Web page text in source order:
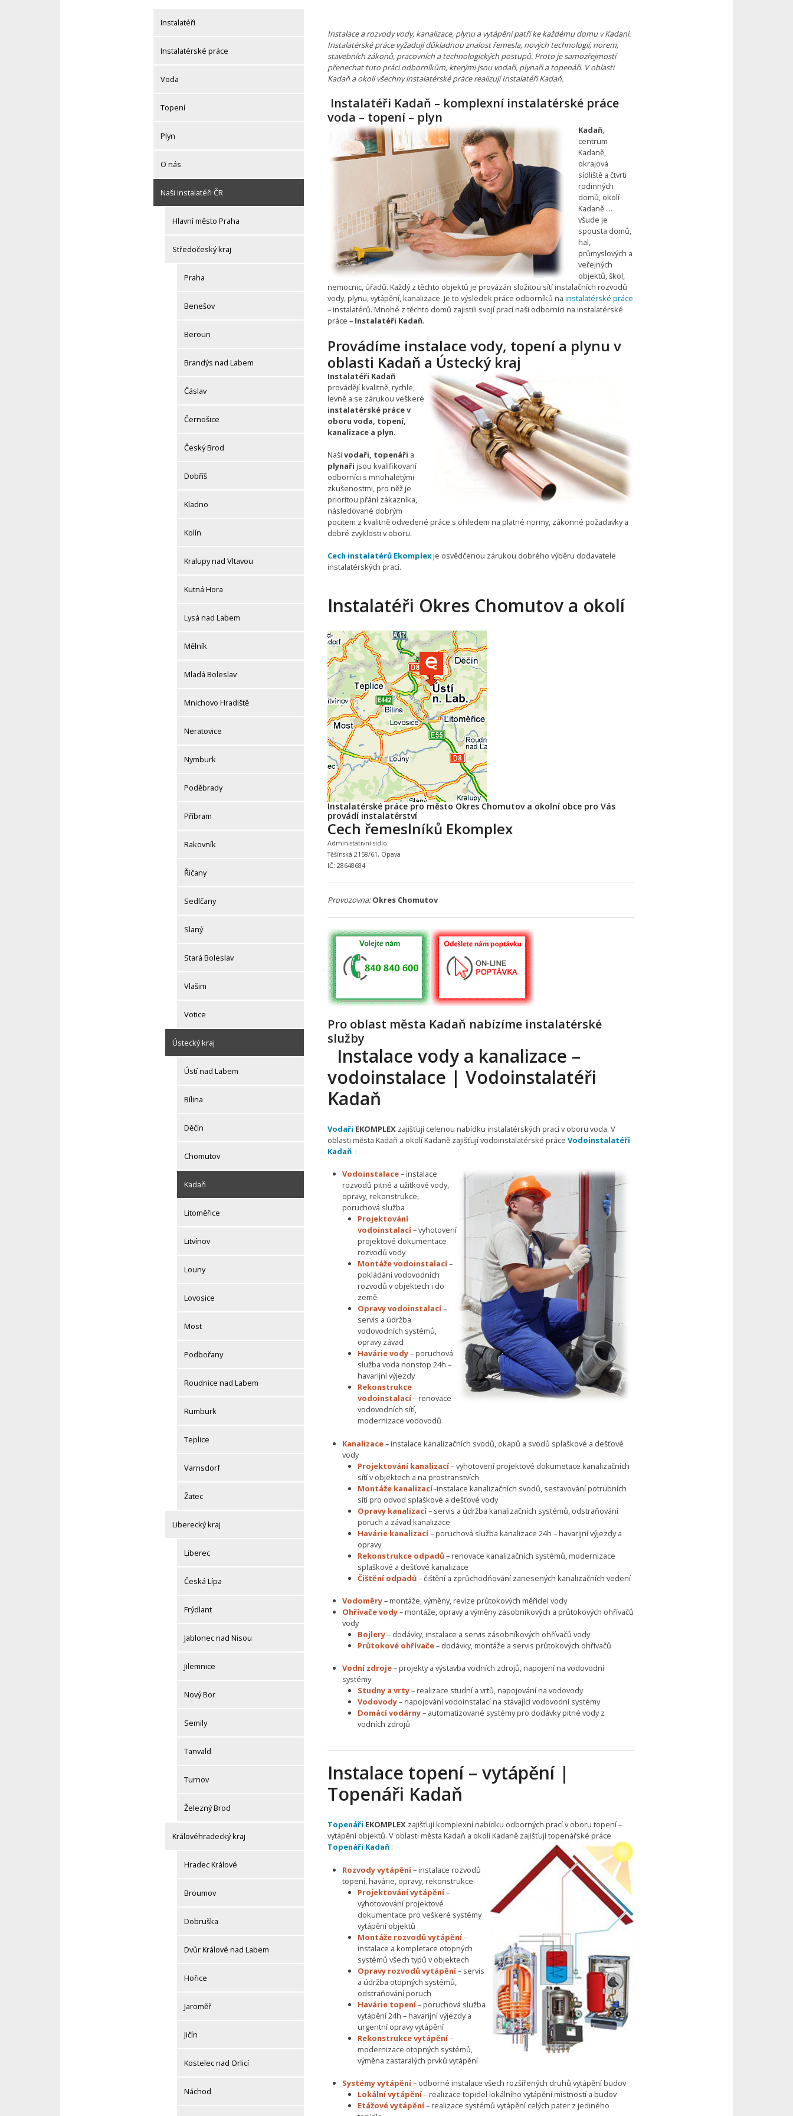
Instalatéři
Instalatérské práce
Voda
Topení
Plyn
O nás
Naši instalatéři ČR
Hlavní město Praha
Středočeský kraj
Praha
Benešov
Beroun
Brandýs nad Labem
Čáslav
Černošice
Český Brod
Dobříš
Kladno
Kolín
Kralupy nad Vltavou
Kutná Hora
Lysá nad Labem
Mělník
Mladá Boleslav
Mnichovo Hradiště
Neratovice
Nymburk
Poděbrady
Příbram
Rakovník
Říčany
Sedlčany
Slaný
Stará Boleslav
Vlašim
Votice
Ústecký kraj
Ústí nad Labem
Bílina
Děčín
Chomutov
Kadaň
Litoměřice
Litvínov
Louny
Lovosice
Most
Podbořany
Roudnice nad Labem
Rumburk
Teplice
Varnsdorf
Žatec
Liberecký kraj
Liberec
Česká Lípa
Frýdlant
Jablonec nad Nisou
Jilemnice
Nový Bor
Semily
Tanvald
Turnov
Železný Brod
Královéhradecký kraj
Hradec Králové
Broumov
Dobruška
Dvůr Králové nad Labem
Hořice
Jaroměř
Jičín
Kostelec nad Orlicí
Náchod
Instalace a rozvody vody, kanalizace, plynu a vytápění patří ke každému domu v Kadani.
Instalatérské práce vyžadují důkladnou znalost řemesla, nových technologií, norem,
stavebních zákonů, pracovních a technologických postupů. Proto je samozřejmostí
přenechat tuto práci odborníkům, kterými jsou vodaři, plynaři a topenáři. V oblasti
Kadaň a okolí všechny instalatérské práce realizují Instalatéři Kadaň.
Instalatéři Kadaň – komplexní instalatérské práce
voda – topení – plyn
Kadaň,
centrum
Kadaně,
okrajová
sídliště a čtvrti
rodinných
domů, okolí
Kadaně …
všude je
spousta domů,
hal,
průmyslových a
veřejných
objektů, škol,
nemocnic, úřadů. Každý z těchto objektů je provázán složitou sítí instalačních rozvodů
vody, plynu, vytápění, kanalizace. Je to výsledek práce odborníků na instalatérské práce
– instalatérů. Mnohé z těchto domů zajistili svojí prací naši odborníci na instalatérské
práce – Instalatéři Kadaň.
Provádíme instalace vody, topení a plynu v
oblasti Kadaň a Ústecký kraj
Instalatéři Kadaň
provádějí kvalitně, rychle,
levně a se zárukou veškeré
instalatérské práce v
oboru voda, topení,
kanalizace a plyn.
Naši vodaři, topenáři a
plynaři jsou kvalifikovaní
odborníci s mnohaletými
zkušenostmi, pro něž je
prioritou přání zákazníka,
následované dobrým
pocitem z kvalitně odvedené práce s ohledem na platné normy, zákonné požadavky a
dobré zvyklosti v oboru.
Cech instalatérů Ekomplexje osvědčenou zárukou dobrého výběru dodavatele
instalatérských prací.
Instalatéři Okres Chomutov a okolí
Instalatérské práce pro město Okres Chomutov a okolní obce pro Vás
provádí instalatérství
Cech řemeslníků Ekomplex
Administativní sídlo:
Těšínská 2158/61, Opava
IČ: 28648684
Provozovna: Okres Chomutov
Pro oblast města Kadaň nabízíme instalatérské
služby
Instalace vody a kanalizace –
vodoinstalace | Vodoinstalatéři
Kadaň
Vodaři EKOMPLEXzajišťují celenou nabídku instalatérských prací v oboru voda. V
oblasti města Kadaň a okolí Kadaně zajišťují vodoinstalatérské práce Vodoinstalatéři
Kadaň:
Vodoinstalace– instalace
rozvodů pitné a užitkové vody,
opravy, rekonstrukce,
poruchová služba
Projektování
vodoinstalací– vyhotovení
projektové dokumentace
rozvodů vody
Montáže vodoinstalací–
pokládání vodovodních
rozvodů v objektech i do
země
Opravy vodoinstalací–
servis a údržba
vodovodních systémů,
opravy závad
Havárie vody– poruchová
služba voda nonstop 24h –
havarijní výjezdy
Rekonstrukce
vodoinstalací– renovace
vodovodních sítí,
modernizace vodovodů
Kanalizace– instalace kanalizačních svodů, okapů a svodů splaškové a dešťové
vody
Projektování kanalizací– vyhotovení projektové dokumetace kanalizačních
sítí v objektech a na prostranstvích
Montáže kanalizací-instalace kanalizačních svodů, sestavování potrubních
sítí pro odvod splaškové a dešťové vody
Opravy kanalizací– servis a údržba kanalizačních systémů, odstraňování
poruch a závad kanalizace
Havárie kanalizací– poruchová služba kanalizace 24h – havarijní výjezdy a
opravy
Rekonstrukce odpadů– renovace kanalizačních systémů, modernizace
splaškové a dešťové kanalizace
Čištění odpadů– čištění a zprůchodňování zanesených kanalizačních vedení
Vodoměry– montáže, výměny, revize průtokových měřidel vody
Ohřívače vody– montáže, opravy a výměny zásobníkových a průtokových ohřívačů
vody
Bojlery– dodávky, instalace a servis zásobníkových ohřívačů vody
Průtokové ohřívače– dodávky, montáže a servis průtokových ohřívačů
Vodní zdroje– projekty a výstavba vodních zdrojů, napojení na vodovodní
systémy
Studny a vrty– realizace studní a vrtů, napojování na vodovody
Vodovody– napojování vodoinstalací na stávající vodovodní systémy
Domácí vodárny– automatizované systémy pro dodávky pitné vody z
vodních zdrojů
Instalace topení – vytápění |
Topenáři Kadaň
Topenáři EKOMPLEX zajišťují komplexní nabídku odborných prací v oboru topení –
vytápění objektů. V oblasti města Kadaň a okolí Kadaně zajišťují topenářské práce
Topenáři Kadaň:
Rozvody vytápění– instalace rozvodů
topení, havárie, opravy, rekonstrukce
Projektování vytápění–
vyhotovování projektové
dokumentace pro veškeré systémy
vytápění objektů
Montáže rozvodů vytápění–
instalace a kompletace otopných
systémů všech typů v objektech
Opravy rozvodů vytápění– servis
a údržba otopných systémů,
odstraňování poruch
Havárie topení– poruchová služba
vytápění 24h – havarijní výjezdy a
urgentní opravy vytápění
Rekonstrukce vytápění–
modernizace otopných systémů,
výměna zastaralých prvků vytápění
Systémy vytápění– odborné instalace všech rozšířených druhů vytápění budov
Lokální vytápění– realizace topidel lokálního vytápění místností a budov
Etážové vytápění– realizace systémů vytápění celých pater z jediného